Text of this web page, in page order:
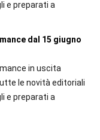
e preparati a
dal 15 giugno
in uscita
le novità editoriali
e preparati a